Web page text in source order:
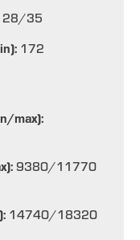
35
172
max):
9380/11770
14740/18320